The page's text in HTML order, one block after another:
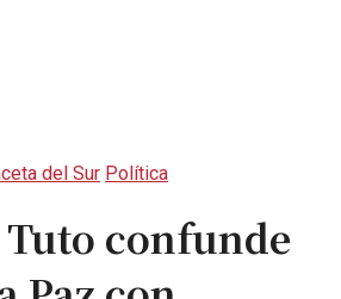
del Sur Política
Tuto confunde